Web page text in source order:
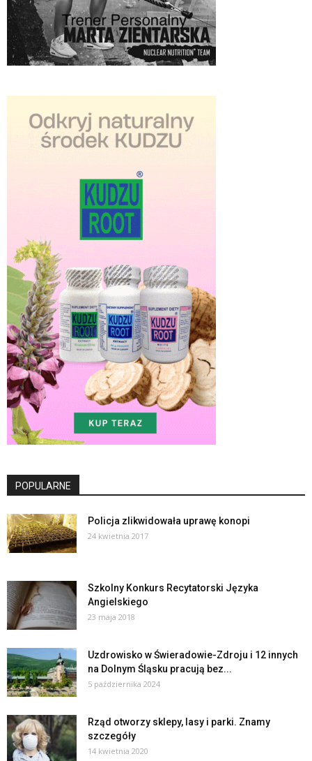
POPULARNE
Policja zlikwidowała uprawę konopi
24 kwietnia 2017
Szkolny Konkurs Recytatorski Języka
Angielskiego
23 maja 2018
Uzdrowisko w Świeradowie-Zdroju i 12 innych
na Dolnym Śląsku pracują bez...
5 października 2024
Rząd otworzy sklepy, lasy i parki. Znamy
szczegóły
14 kwietnia 2020